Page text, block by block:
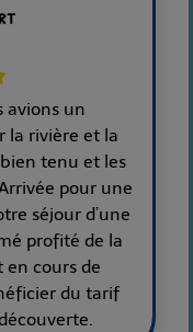
avions un
la rivière et la
tenu et les
pour une
séjour d’une
profité de la
en cours de
du tarif